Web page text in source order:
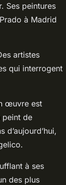
Ses peintures
à Madrid
artistes
qui interrogent
œuvre est
peint de
à ses
des plus